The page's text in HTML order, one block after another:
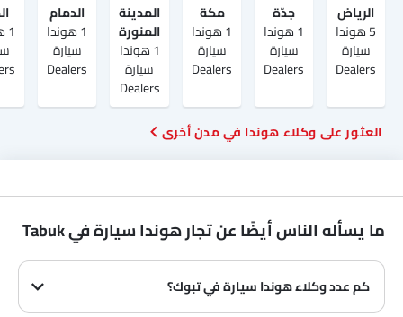
الرياض‎
5 هوندا
سيارة
Dealers
جدّة
1 هوندا
سيارة
Dealers
مكة
1 هوندا
سيارة
Dealers
المدينة
المنورة
1 هوندا
سيارة
Dealers
الدمام
1 هوندا
سيارة
Dealers
العثور على وكلاء هوندا في مدن أخرى
ما يسأله الناس أيضًا عن تجار هوندا سيارة في Tabuk
كم عدد وكلاء هوندا سيارة في تبوك؟